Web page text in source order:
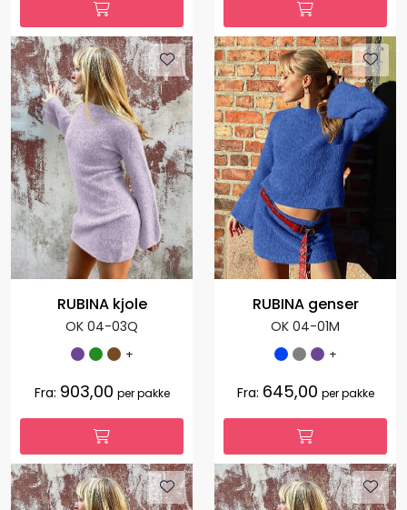
RUBINA kjole
OK 04-03Q
+
Fra: 903,00 per pakke
RUBINA genser
OK 04-01M
+
Fra: 645,00 per pakke